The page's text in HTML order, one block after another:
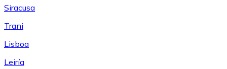
Siracusa
Trani
Lisboa
Leiría